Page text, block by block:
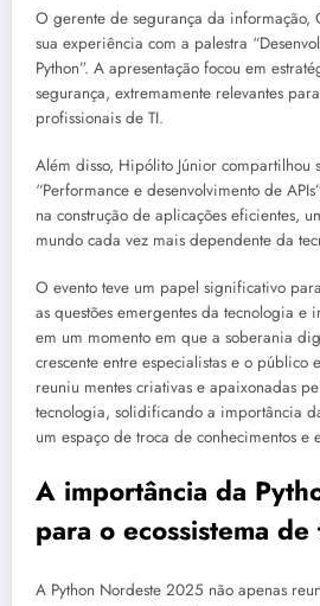
O gerente de segurança da informação,
sua experiência com a palestra
Python”. A apresentação focou em
segurança, extremamente relevantes
profissionais de TI.
Além disso, Hipólito Júnior compartilhou
“Performance e desenvolvimento de
na construção de aplicações eficientes,
mundo cada vez mais dependente da
O evento teve um papel significativo
as questões emergentes da tecnologia e
em um momento em que a soberania
crescente entre especialistas e o público
reuniu mentes criativas e apaixonadas
tecnologia, solidificando a importância
um espaço de troca de conhecimentos e
A importância da
para o ecossistema
A Python Nordeste 2025 não apenas